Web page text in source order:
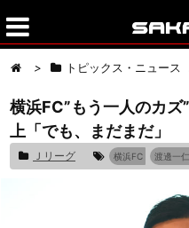
> トピックス・ニュース
横浜FC”もう一人のカ
上「でも、まだまだ」
Ｊリーグ 横浜FC 渡邊一仁